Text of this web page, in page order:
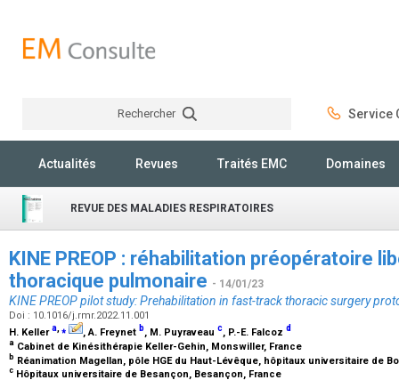
Rechercher Service
Actualités Revues Traités EMC Domaines
REVUE DES MALADIES RESPIRATOIRES
KINE PREOP : réhabilitation préopératoire
thoracique pulmonaire - 14/01/23
KINE PREOP pilot study: Prehabilitation in fast-track thoracic surgery
Doi : 10.1016/j.rmr.2022.11.001
H. Kellera,⁎ , A. Freynet b, M. Puyraveau c, P.-E. Falcoz d
a Cabinet de Kinésithérapie Keller-Gehin, Monswiller, France
b Réanimation Magellan, pôle HGE du Haut-Lévêque, hôpitaux universitaire de
c Hôpitaux universitaire de Besançon, Besançon, France